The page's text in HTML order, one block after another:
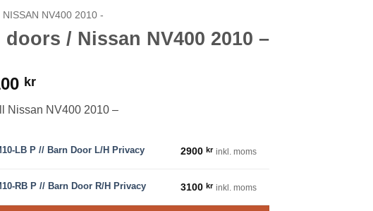
NISSAN NV400 2010 -
/ Nissan NV400 2010 –
krPrisintervall:
till
Nissan NV400 2010 –
L/H Privacy mängd
LB P // Barn Door L/H Privacy 2900kr inkl. moms
R/H Privacy mängd
RB P // Barn Door R/H Privacy 3100kr inkl. moms